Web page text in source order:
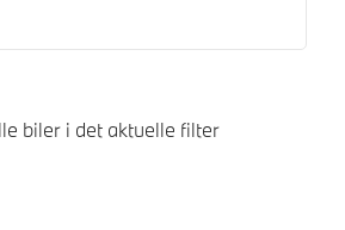
biler i det aktuelle filter